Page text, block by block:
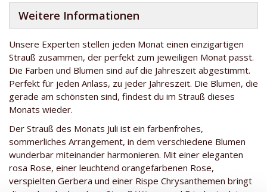
Weitere Informationen
Unsere Experten stellen jeden Monat einen einzigartigen
Strauß zusammen, der perfekt zum jeweiligen Monat passt.
Die Farben und Blumen sind auf die Jahreszeit abgestimmt.
Perfekt für jeden Anlass, zu jeder Jahreszeit. Die Blumen, die
gerade am schönsten sind, findest du im Strauß dieses
Monats wieder.
Der Strauß des Monats Juli ist ein farbenfrohes,
sommerliches Arrangement, in dem verschiedene Blumen
wunderbar miteinander harmonieren. Mit einer eleganten
rosa Rose, einer leuchtend orangefarbenen Rose,
verspielten Gerbera und einer Rispe Chrysanthemen bringt